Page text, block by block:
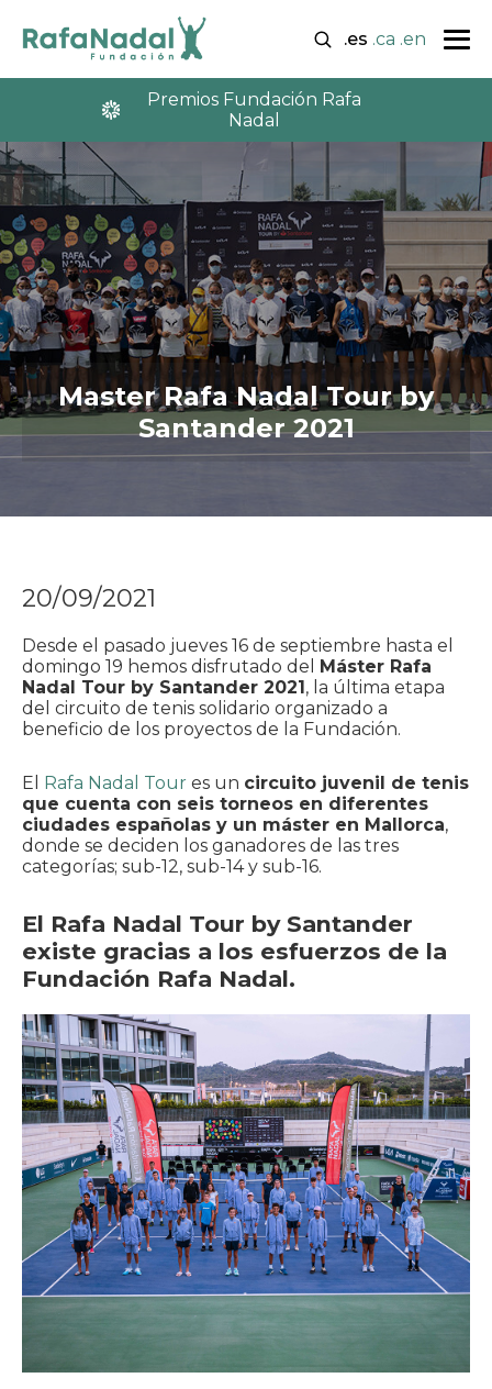
.es .ca .en
Premios Fundación Rafa
Nadal
Master Rafa Nadal Tour by
Santander 2021
20/09/2021
Desde el pasado jueves 16 de septiembre hasta el
domingo 19 hemos disfrutado del Máster Rafa
Nadal Tour by Santander 2021, la última etapa
del circuito de tenis solidario organizado a
beneficio de los proyectos de la Fundación.
El Rafa Nadal Tour es un circuito juvenil de tenis
que cuenta con seis torneos en diferentes
ciudades españolas y un máster en Mallorca,
donde se deciden los ganadores de las tres
categorías; sub-12, sub-14 y sub-16.
El Rafa Nadal Tour by Santander
existe gracias a los esfuerzos de la
Fundación Rafa Nadal.